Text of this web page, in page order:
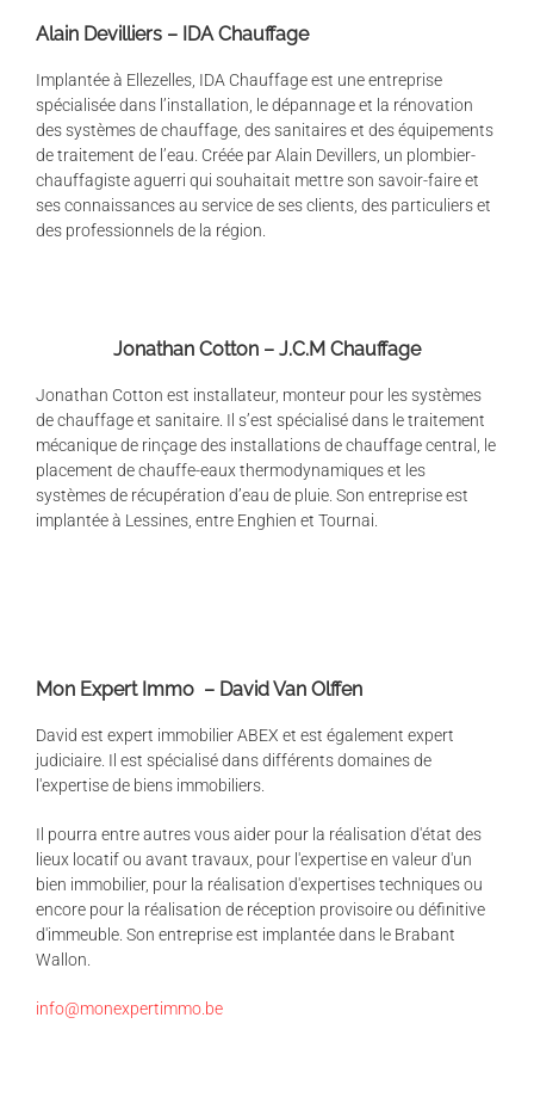
Alain Devilliers – IDA Chauffage
Implantée à Ellezelles, IDA Chauffage est une entreprise
spécialisée dans l’installation, le dépannage et la rénovation
des systèmes de chauffage, des sanitaires et des équipements
de traitement de l’eau. Créée par Alain Devillers, un plombier-
chauffagiste aguerri qui souhaitait mettre son savoir-faire et
ses connaissances au service de ses clients, des particuliers et
des professionnels de la région.
Jonathan Cotton – J.C.M Chauffage
Jonathan Cotton est installateur, monteur pour les systèmes
de chauffage et sanitaire. Il s’est spécialisé dans le traitement
mécanique de rinçage des installations de chauffage central, le
placement de chauffe-eaux thermodynamiques et les
systèmes de récupération d’eau de pluie. Son entreprise est
implantée à Lessines, entre Enghien et Tournai.
Mon Expert Immo – David Van Olffen
David est expert immobilier ABEX et est également expert
judiciaire. Il est spécialisé dans différents domaines de
l'expertise de biens immobiliers.
Il pourra entre autres vous aider pour la réalisation d'état des
lieux locatif ou avant travaux, pour l'expertise en valeur d'un
bien immobilier, pour la réalisation d'expertises techniques ou
encore pour la réalisation de réception provisoire ou définitive
d'immeuble. Son entreprise est implantée dans le Brabant
Wallon.
info@monexpertimmo.be